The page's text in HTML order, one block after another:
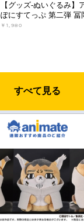
【グッズ-ぬいぐるみ】
ぽにすてっぷ 第二弾 冨
￥1,980
すべて見る